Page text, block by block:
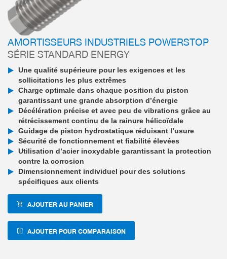
AMORTISSEURS INDUSTRIELS POWERSTOP
SÉRIE STANDARD ENERGY
Une qualité supérieure pour les exigences et les
sollicitations les plus extrêmes
Charge optimale dans chaque position du piston
garantissant une grande absorption d’énergie
Décélération précise et avec peu de vibrations grâce au
rétrécissement continu de la rainure hélicoïdale
Guidage de piston hydrostatique réduisant l’usure
Sécurité de fonctionnement et fiabilité élevées
Utilisation d’acier inoxydable garantissant la protection
contre la corrosion
Dimensionnement individuel pour des solutions
spécifiques aux clients
AJOUTER AU PANIER
AJOUTER POUR COMPARAISON